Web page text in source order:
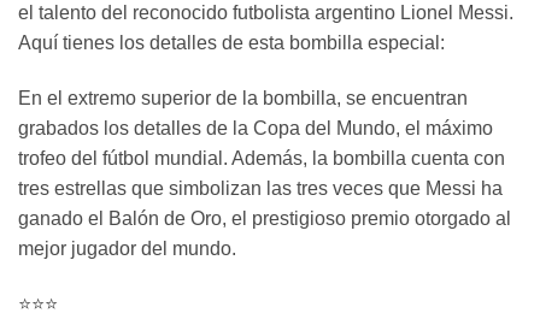
el talento del reconocido futbolista argentino Lionel Messi.
Aquí tienes los detalles de esta bombilla especial:
En el extremo superior de la bombilla, se encuentran
grabados los detalles de la Copa del Mundo, el máximo
trofeo del fútbol mundial. Además, la bombilla cuenta con
tres estrellas que simbolizan las tres veces que Messi ha
ganado el Balón de Oro, el prestigioso premio otorgado al
mejor jugador del mundo.
⭐️⭐️⭐️